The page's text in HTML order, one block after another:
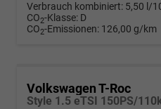
Verbrauch kombiniert: 5,50 l/
CO2-Klasse: D
CO2-Emissionen: 126,00 g/km
Volkswagen T-Roc